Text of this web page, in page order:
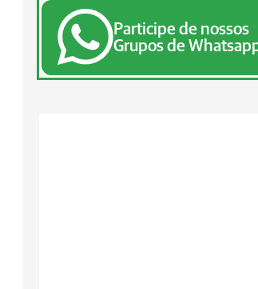
Participe de nossos
Grupos de